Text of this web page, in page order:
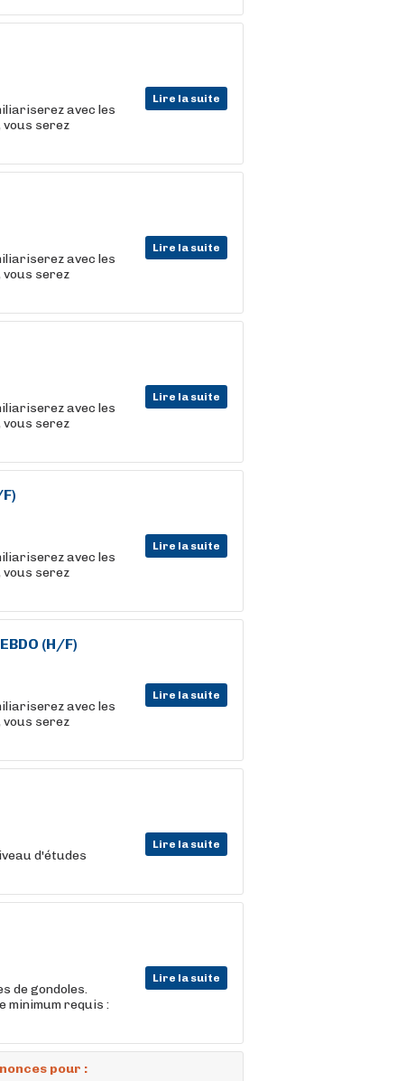
Lire la suite
avec les
vous serez
Lire la suite
avec les
vous serez
Lire la suite
avec les
vous serez
Lire la suite
avec les
vous serez
(H/F)
Lire la suite
avec les
vous serez
Lire la suite
d'études
Lire la suite
de gondoles.
minimum requis :
pour :